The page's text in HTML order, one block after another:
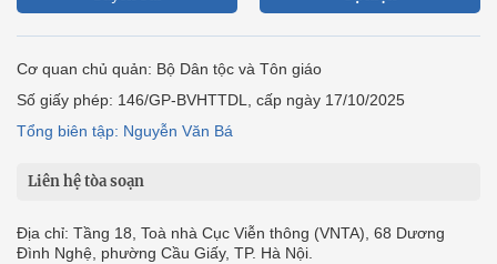
Cơ quan chủ quản: Bộ Dân tộc và Tôn giáo
Số giấy phép: 146/GP-BVHTTDL, cấp ngày 17/10/2025
Tổng biên tập: Nguyễn Văn Bá
Liên hệ tòa soạn
Địa chỉ: Tầng 18, Toà nhà Cục Viễn thông (VNTA), 68 Dương
Đình Nghệ, phường Cầu Giấy, TP. Hà Nội.